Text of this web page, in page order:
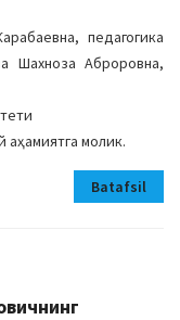
педагогика
Шахноза Аброровна,
молик.
Batafsil